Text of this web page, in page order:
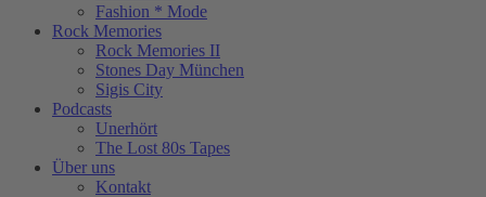
Fashion * Mode
Rock Memories
Rock Memories II
Stones Day München
Sigis City
Podcasts
Unerhört
The Lost 80s Tapes
Über uns
Kontakt